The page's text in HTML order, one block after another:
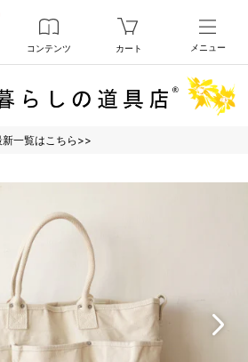
コンテンツ カート メニュー
一覧はこちら>>